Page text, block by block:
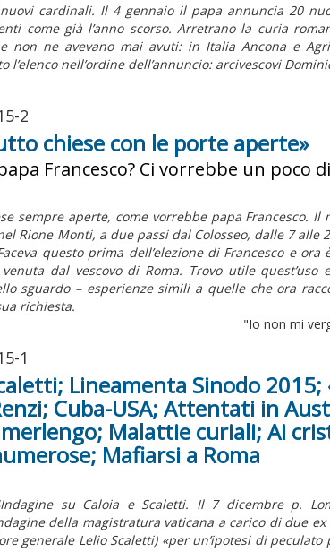
nuovi cardinali. Il 4 gennaio il papa annuncia 20
come già l’anno scorso. Arretrano la curia
non ne avevano mai avuti: in Italia Ancona e
l’elenco nell’ordine dell’annuncio: arcivescovi
2
chiese con le porte aperte»
Francesco? Ci vorrebbe un poco
sempre aperte, come vorrebbe papa Francesco. Il
Rione Monti, a due passi dal Colosseo, dalle 7
questo prima dell’elezione di Francesco e
dal vescovo di Roma. Trovo utile
sguardo – esperienze simili a quelle che ora
richiesta.
"Io non mi
1
Lineamenta Sinodo
Cuba-USA; Attentati in
Malattie curiali; Ai
Mafiarsi a Roma
su Caloia e Scaletti. Il 7 dicembre p.
della magistratura vaticana a carico di due
generale Lelio Scaletti) «per un’ipotesi di